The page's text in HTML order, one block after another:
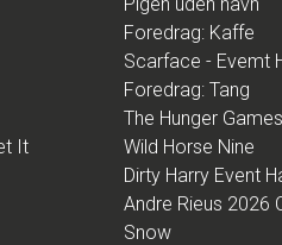
It
Foredrag: Kaffe
Scarface - Evemt
Foredrag: Tang
The Hunger
Wild Horse Nine
Dirty Harry Event
Andre Rieus 2026
Snow